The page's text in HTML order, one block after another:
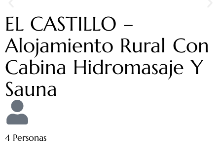
EL CASTILLO –
Alojamiento Rural Con
Cabina Hidromasaje Y
Sauna
4 Personas